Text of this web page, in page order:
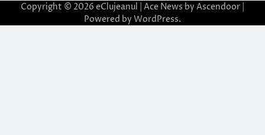
Copyright © 2026 eClujeanul | Ace News by Ascendoor
Powered by WordPress.